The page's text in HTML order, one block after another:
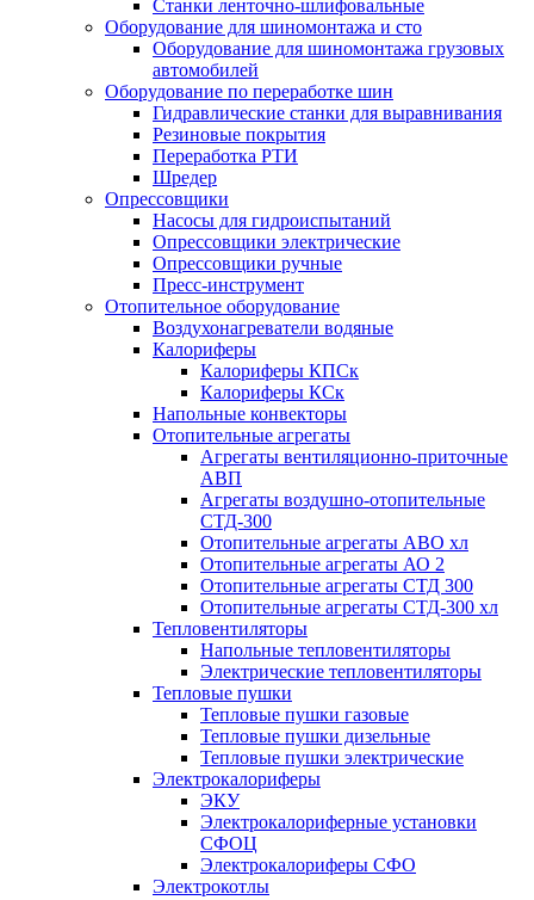
Станки ленточно-шлифовальные
Оборудование для шиномонтажа и сто
Оборудование для шиномонтажа грузовых
автомобилей
Оборудование по переработке шин
Гидравлические станки для выравнивания
Резиновые покрытия
Переработка РТИ
Шредер
Опрессовщики
Насосы для гидроиспытаний
Опрессовщики электрические
Опрессовщики ручные
Пресс-инструмент
Отопительное оборудование
Воздухонагреватели водяные
Калориферы
Калориферы КПСк
Калориферы КСк
Напольные конвекторы
Отопительные агрегаты
Агрегаты вентиляционно-приточные
АВП
Агрегаты воздушно-отопительные
СТД-300
Отопительные агрегаты АВО хл
Отопительные агрегаты АО 2
Отопительные агрегаты СТД 300
Отопительные агрегаты СТД-300 хл
Тепловентиляторы
Напольные тепловентиляторы
Электрические тепловентиляторы
Тепловые пушки
Тепловые пушки газовые
Тепловые пушки дизельные
Тепловые пушки электрические
Электрокалориферы
ЭКУ
Электрокалориферные установки
СФОЦ
Электрокалориферы СФО
Электрокотлы